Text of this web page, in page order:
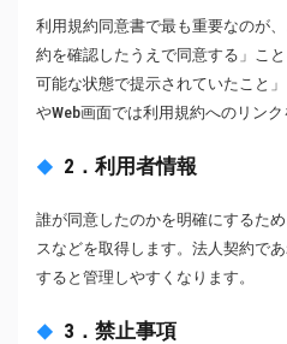
利用規約同意書で最も重要なのが
約を確認したうえで同意する」こ
可能な状態で提示されていたこと
やWeb画面では利用規約へのリン
2．利用者情報
誰が同意したのかを明確にするた
スなどを取得します。法人契約で
すると管理しやすくなります。
3．禁止事項